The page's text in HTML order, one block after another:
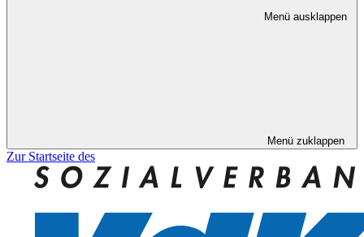
Menü ausklappen
Menü zuklappen
Zur Startseite des